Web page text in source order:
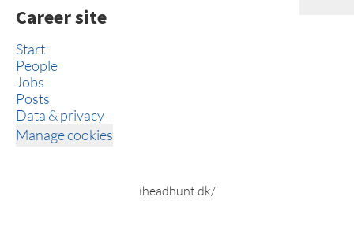
Career site
Start
People
Jobs
Posts
Data & privacy
Manage cookies
iheadhunt.dk/